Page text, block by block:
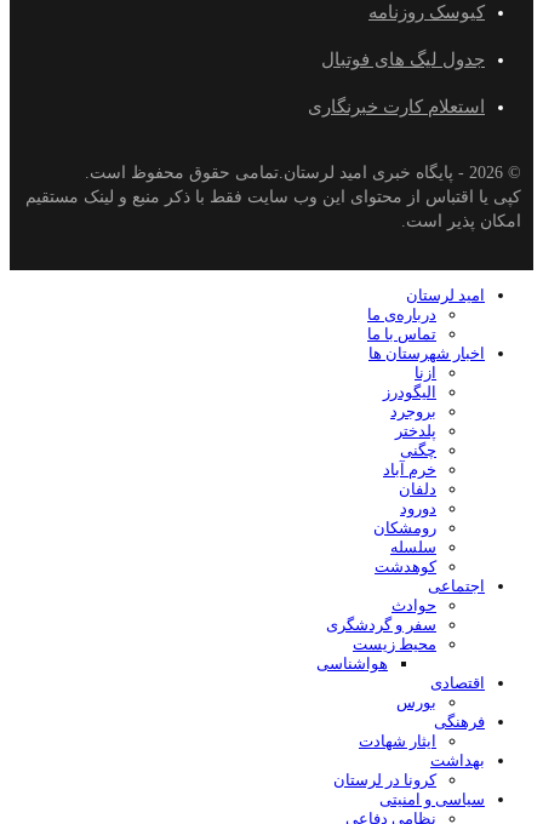
کیوسک روزنامه
جدول لیگ های فوتبال
استعلام کارت خبرنگاری
© 2026 - پایگاه خبری اميد لرستان.تمامی حقوق محفوظ است.
کپی یا اقتباس از محتوای این وب سایت فقط با ذکر منبع و لینک مستقیم
امکان پذیر است.
امید لرستان
درباره‌ی ما
تماس با ما
اخبار شهرستان ها
ازنا
الیگودرز
بروجرد
پلدختر
چگنی
خرم آباد
دلفان
دورود
رومشکان
سلسله
کوهدشت
اجتماعی
حوادث
سفر و گردشگری
محیط زیست
هواشناسی
اقتصادی
بورس
فرهنگی
ایثار شهادت
بهداشت
کرونا در لرستان
سیاسی و امنیتی
نظامی دفاعی